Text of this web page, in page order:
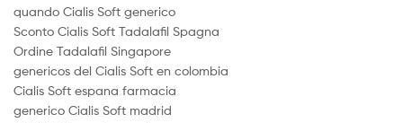
quando Cialis Soft generico
Sconto Cialis Soft Tadalafil Spagna
Ordine Tadalafil Singapore
genericos del Cialis Soft en colombia
Cialis Soft espana farmacia
generico Cialis Soft madrid